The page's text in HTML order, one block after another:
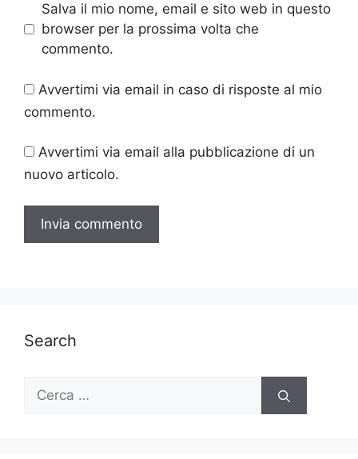
Salva il mio nome, email e sito web in questo
browser per la prossima volta che
commento.
Avvertimi via email in caso di risposte al mio
commento.
Avvertimi via email alla pubblicazione di un
nuovo articolo.
Search
per: